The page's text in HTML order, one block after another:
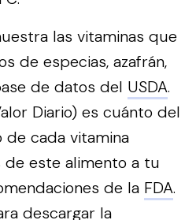
las vitaminas que
de especias, azafrán,
de datos del USDA.
Diario) es cuánto del
cada vitamina
este alimento a tu
de la FDA.
descargar la